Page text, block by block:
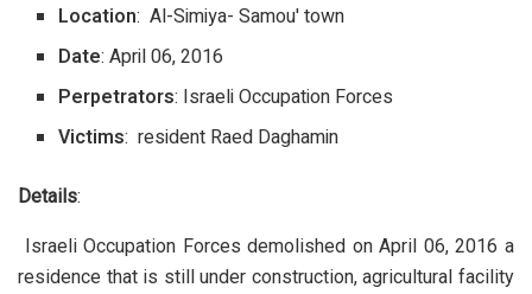
Location: Al-Simiya- Samou' town
Date: April 06, 2016
Perpetrators: Israeli Occupation Forces
Victims: resident Raed Daghamin
Details:
Israeli Occupation Forces demolished on April 06, 2016 a
residence that is still under construction, agricultural facility